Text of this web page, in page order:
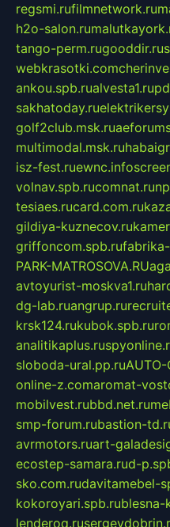
regsmi.rufilmnetwork.ru
h2o-salon.ru
tango-perm.rugooddir.ru
webkrasotki.com
ankou.spb.rualvesta1.ru
sakhatoday.ru
golf2club.msk.ru
multimodal.msk.ru
isz-fest.ruewnc.info
volnav.spb.rucomnat.ru
tesiaes.rucard.com.ru
gildiya-kuznecov.ru
griffoncom.spb.ru
PARK-MATROSOVA.RU
avtoyurist-moskva1.ru
dg-lab.ruangrup.ru
krsk124.rukubok.spb.ru
analitikaplus.ru
sloboda-ural.pp.ruAUTO-
online-z.comaromat-
mobilvest.rubbd.net.ru
smp-forum.rubastion-
avrmotors.ruart-
ecostep-samara.rud-
sko.com.rudavitamebel-
kokoroyari.spb.rublesna-
lenderoq.ru